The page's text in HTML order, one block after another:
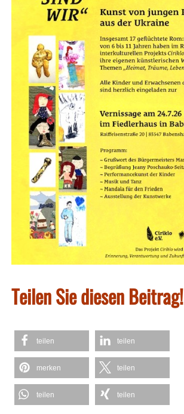
Teilen Sie diesen Beitrag!
teilen teilen
merken teilen
teilen teilen